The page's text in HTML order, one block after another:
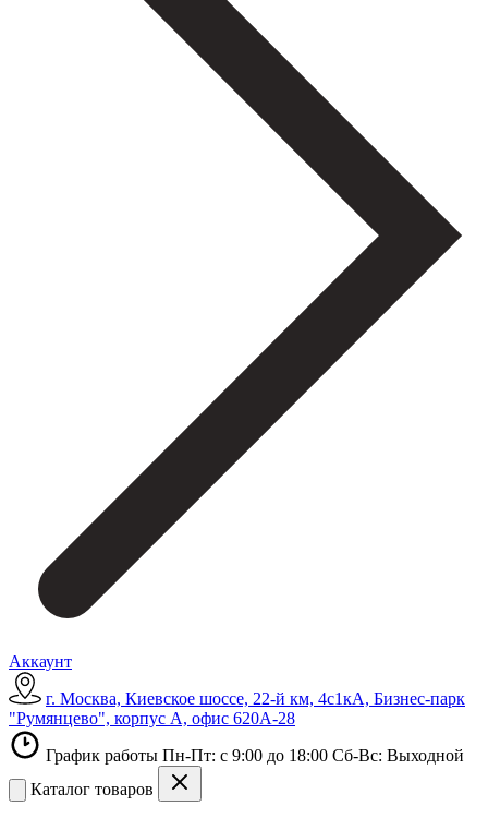
Аккаунт
г. Москва, Киевское шоссе, 22-й км, 4с1кА, Бизнес-парк
"Румянцево", корпус А, офис 620А-28
График работы Пн-Пт: с 9:00 до 18:00 Сб-Вс: Выходной
Каталог товаров